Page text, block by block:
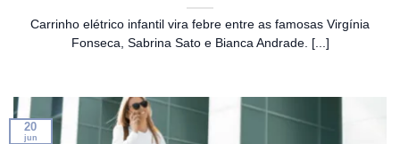
Carrinho elétrico infantil vira febre entre as famosas Virgínia
Fonseca, Sabrina Sato e Bianca Andrade. [...]
20
jun